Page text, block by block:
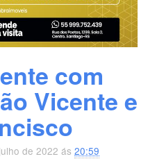
com
Vicente e
de 2022 ás 20:59